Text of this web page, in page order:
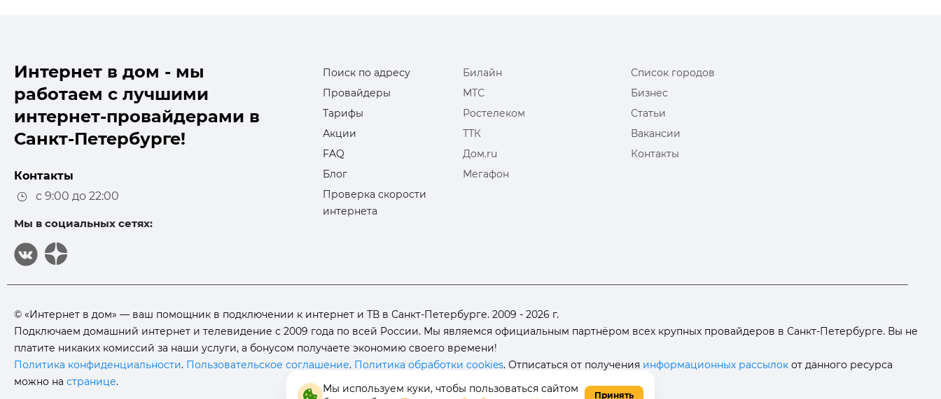
Интернет в дом - мы
работаем с лучшими
интернет-провайдерами в
Санкт-Петербурге!
Контакты
с 9:00 до 22:00
Мы в социальных сетях:
Поиск по адресу
Провайдеры
Тарифы
Акции
FAQ
Блог
Проверка скорости
интернета
Билайн
МТС
Ростелеком
ТТК
Дом.ru
Мегафон
Список городов
Бизнес
Статьи
Вакансии
Контакты
© «Интернет в дом» — ваш помощник в подключении к интернет и ТВ в Санкт-Петербурге. 2009 - 2026 г.
Подключаем домашний интернет и телевидение с 2009 года по всей России. Мы являемся официальным партнёром всех крупных провайдеров в Санкт-Петербурге. Вы не
платите никаких комиссий за наши услуги, а бонусом получаете экономию своего времени!
Политика конфиденциальности. Пользовательское соглашение. Политика обработки cookies. Отписаться от получения информационных рассылок от данного ресурса
можно на странице.
Мы используем куки, чтобы пользоваться сайтом
Принять